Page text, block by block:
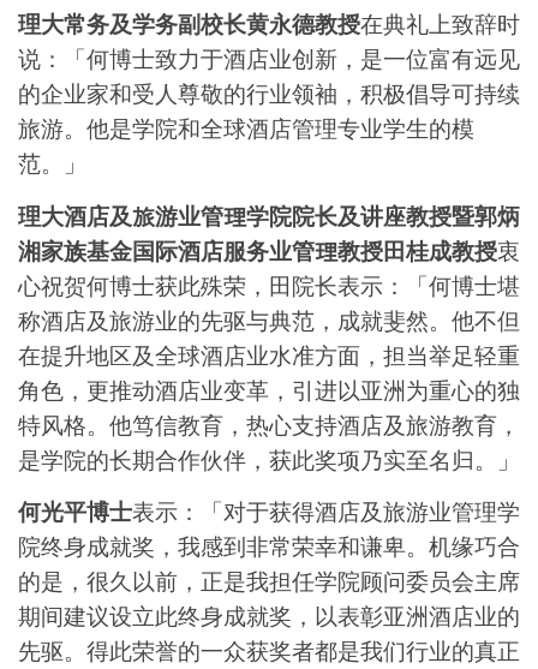
理大常务及学务副校长黄永德教授在典礼上致辞时
说：「何博士致力于酒店业创新，是一位富有远见
的企业家和受人尊敬的行业领袖，积极倡导可持续
旅游。他是学院和全球酒店管理专业学生的模
范。」
理大酒店及旅游业管理学院院长及讲座教授暨郭炳
湘家族基金国际酒店服务业管理教授田桂成教授衷
心祝贺何博士获此殊荣，田院长表示：「何博士堪
称酒店及旅游业的先驱与典范，成就斐然。他不但
在提升地区及全球酒店业水准方面，担当举足轻重
角色，更推动酒店业变革，引进以亚洲为重心的独
特风格。他笃信教育，热心支持酒店及旅游教育，
是学院的长期合作伙伴，获此奖项乃实至名归。」
何光平博士表示：「对于获得酒店及旅游业管理学
院终身成就奖，我感到非常荣幸和谦卑。机缘巧合
的是，很久以前，正是我担任学院顾问委员会主席
期间建议设立此终身成就奖，以表彰亚洲酒店业的
先驱。得此荣誉的一众获奖者都是我们行业的真正